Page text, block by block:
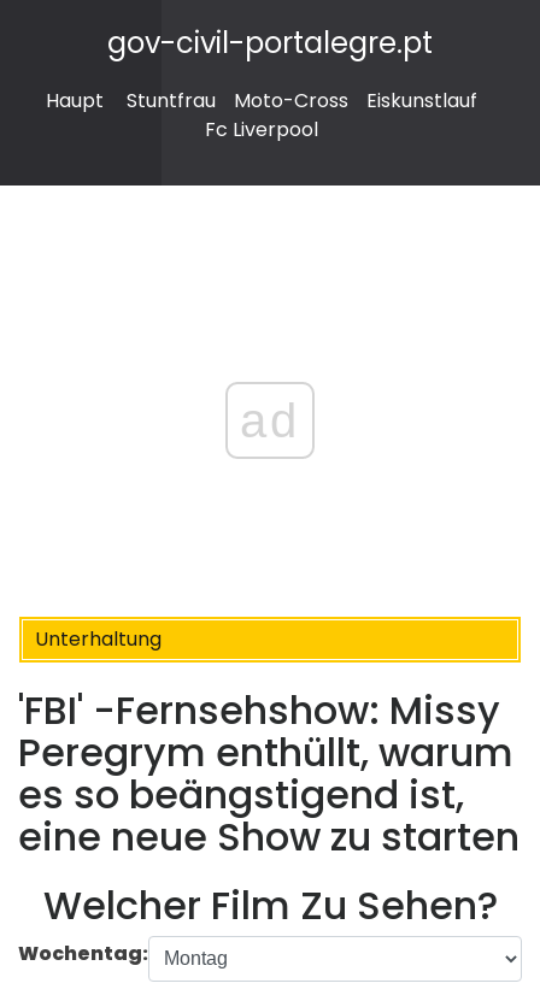
gov-civil-portalegre.pt
Haupt Stuntfrau Moto-Cross
Eiskunstlauf
Fc Liverpool
ad
Unterhaltung
'FBI' -Fernsehshow: Missy
Peregrym enthüllt, warum
es so beängstigend ist,
eine neue Show zu starten
Welcher Film Zu Sehen?
Wochentag: